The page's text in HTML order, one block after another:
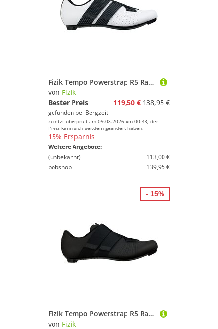
Fizik Tempo Powerstrap R5 Radschuhe
von Fizik
Bester Preis
119,50 € 138,95 €
gefunden bei Bergzeit
zuletzt überprüft am 09.08.2026 um 00:43; der
Preis kann sich seitdem geändert haben.
15% Ersparnis
Weitere Angebote:
(unbekannt)
113,00 €
bobshop
139,95 €
Fizik Tempo Powerstrap R5 Radschuhe
von Fizik
- 15%